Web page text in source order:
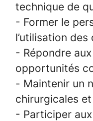
technique de
- Former le
l’utilisation
- Répondre
opportunités
- Maintenir un
chirurgicales
- Participer